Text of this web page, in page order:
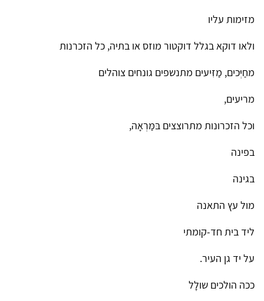
מזימות עליו
ולאו דוקא בגלל דוקטור מוזס או בתיה, כל הזכרנות
מחַיְּכים, מַזִּיעים מתנשפים גונחים צוהלים
מריעים,
וכל הזכרונות מתרוצצים בּמַּרְאָה,
בפינה
בגינה
מול עץ התאנה
ליד בית חד-קומתי
על יד גן העיר.
ככה הולכים שולָל